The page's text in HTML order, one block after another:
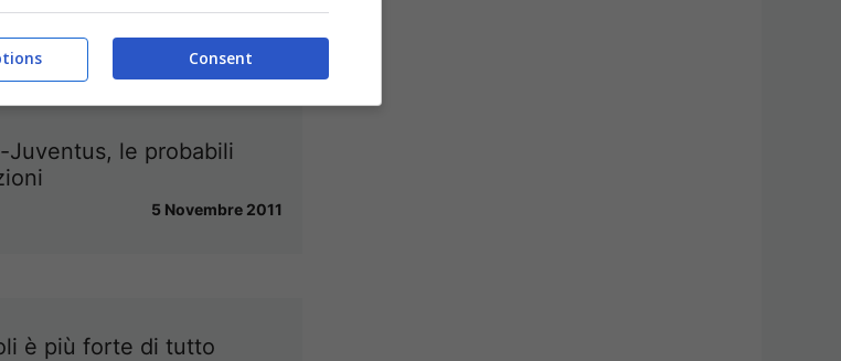
18 Settembre 2012
Juventus, le probabili
5 Novembre 2011
è più forte di tutto
Consent